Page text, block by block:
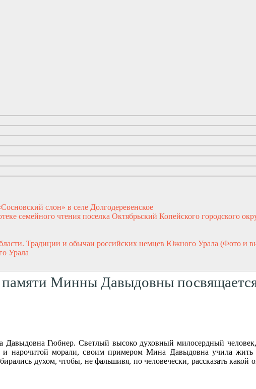
слон» в селе Долгодеревенское
семейного чтения поселка Октябрьский Копейского городского
Традиции и обычаи российских немцев Южного Урала (Фото и
Урала
Минны Давыдовны
Давыдовна Гюбнер. Светлый высоко духовный милосердный
и нарочитой морали, своим примером Мина Давыдовна учила
духом, чтобы, не фальшивя, по человечески, рассказать какой